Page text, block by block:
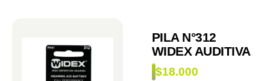
PILA N°312
WIDEX AUDITIVA
$18.000